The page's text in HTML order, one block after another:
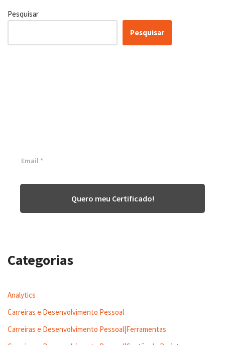
Pesquisar
Pesquisar
Quero meu Certificado!
Categorias
Analytics
Carreiras e Desenvolvimento Pessoal
Carreiras e Desenvolvimento Pessoal|Ferramentas